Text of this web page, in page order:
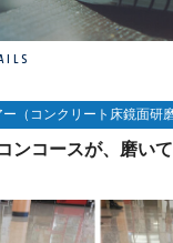
（コンクリート床鏡面研
ンコースが、磨い